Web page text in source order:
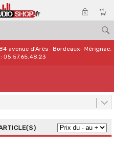
avenue d'Arès- Bordeaux- Mérignac,
05.57.65.48.23